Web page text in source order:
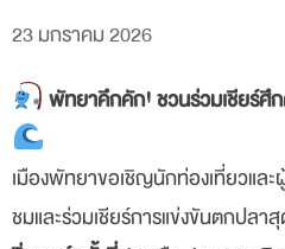
23 มกราคม 2026
พัทยาคึกคัก! ชวนร่วมเชียร์ศึก
เมืองพัทยาขอเชิญนักท่องเที่ยวแล
ชมและร่วมเชียร์การแข่งขันตกปลา